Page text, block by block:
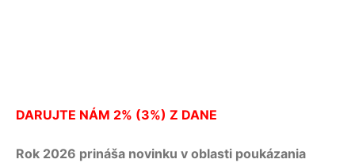
DARUJTE NÁM 2% (3%) Z DANE
Rok 2026 prináša novinku v oblasti poukázania